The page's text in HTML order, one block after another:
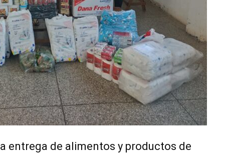
entrega de alimentos y productos de